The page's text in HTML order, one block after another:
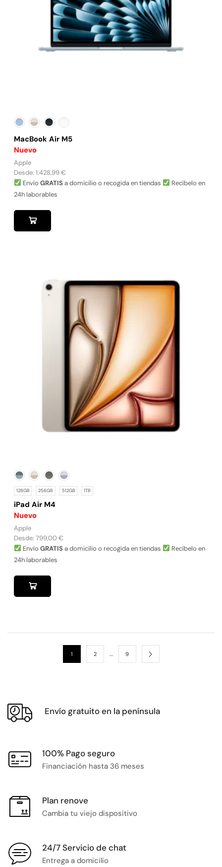
MacBook Air M5
Nuevo
Apple
Desde: 1.428,99€
Envío GRATISa domicilio o recogida en tiendas
Recíbelo en
24h laborables
128GB 256GB 512GB 1TB
iPad Air M4
Nuevo
Apple
Desde: 799,00€
Envío GRATISa domicilio o recogida en tiendas
Recíbelo en
24h laborables
1 2 … 9
Envío gratuito en la península
100% Pago seguro
Financiación hasta 36 meses
Plan renove
Cambia tu viejo dispositivo
24/7 Servicio de chat
Entrega a domicilio